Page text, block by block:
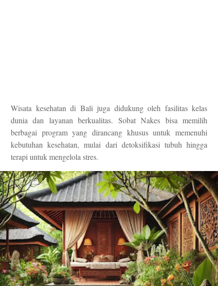
Wisata kesehatan di Bali juga didukung oleh fasilitas kelas
dunia dan layanan berkualitas. Sobat Nakes bisa memilih
berbagai program yang dirancang khusus untuk memenuhi
kebutuhan kesehatan, mulai dari detoksifikasi tubuh hingga
terapi untuk mengelola stres.